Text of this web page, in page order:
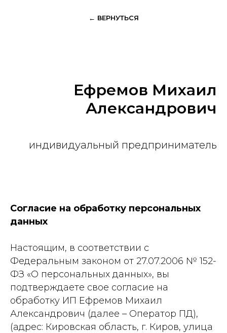
← ВЕРНУТЬСЯ
Ефремов Михаил
Александрович
индивидуальный предприниматель
Согласие на обработку персональных
данных
Настоящим, в соответствии с
Федеральным законом от 27.07.2006 № 152-
ФЗ «О персональных данных», вы
подтверждаете свое согласие на
обработку ИП Ефремов Михаил
Александрович (далее – Оператор ПД),
(адрес: Кировская область, г. Киров, улица